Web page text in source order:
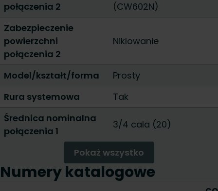
połączenia 2
(CW602N)
Zabezpieczenie
powierzchni
połączenia 2
Niklowanie
Model/kształt/forma
Prosty
Rura systemowa
Tak
Średnica nominalna
połączenia 1
3/4 cala (20)
Pokaż wszystko
Numery katalogowe